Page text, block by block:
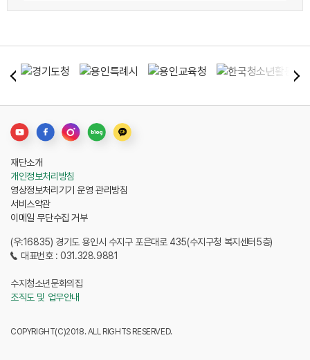
(우:16835) 경기도 용인시 수지구 포은대로 435(수지구청 복지센터5층)
대표번호 : 031.328.9881
수지청소년문화의집
조직도 및 업무안내
COPYRIGHT(C)2018. ALL RIGHTS RESERVED.
재단소개
개인정보처리방침
영상정보처리기기 운영 관리방침
서비스약관
이메일 무단수집 거부